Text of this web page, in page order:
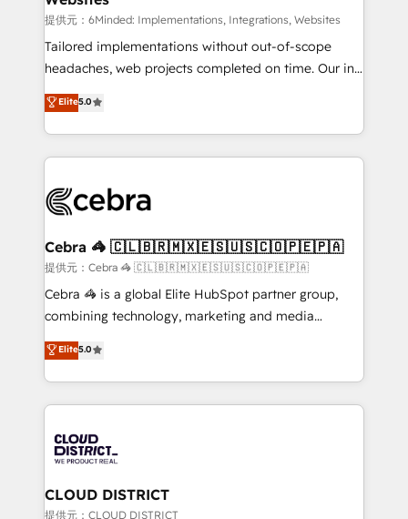
processes, and data to drive revenue efficiency. 🔹
Integrations: Connect HubSpot with your tech stack
for better adoption. 🔹 Custom Solutions: Build
SOC 2 Type II and ISO 27001 certified, reinforcing
our commitment to data security and compliance. At
提供元：6Minded: Implementations, Integrations, Websites
Tailored implementations without out-of-scope
headaches, web projects completed on time. Our in-
house team of certified CRM architects, experts,
developers, designers, and marketers handles all
aspects of your HubSpot. ✨ 400+ global clients ✨
100+ seamless migrations from 15+ different CRMs
implementations, and 5,000+ pages ✨ CS: Clients
CS: 245% organic growth & +751% new visitors for a
full-funnel HubSpot project ✨ CS: 415% conversion
boost with a new HubSpot site Recognized leaders:
🏆 HubSpot Platform Migration Impact Award 🏆
Inbound Campaign of the Year 🏆 Gold AVA Digital
Award for Best Website 🌟 Accreditations: CRM
Elite5.0
Cebra 🦓 🇨🇱🇧🇷🇲🇽🇪🇸🇺🇸🇨🇴🇵🇪🇵🇦
提供元：Cebra 🦓 🇨🇱🇧🇷🇲🇽🇪🇸🇺🇸🇨🇴🇵🇪🇵🇦
Cebra 🦓 is a global Elite HubSpot partner group,
combining technology, marketing and media
expertise across Latin America and Southern
Europe, with teams across 7 countries. Born in Chile,
we combine local insight with international reach to
help businesses grow through technology, creativity,
500+ HubSpot implementations, building end-to-
end solutions that integrate CRM, AI automation,
inbound and loop marketing, content, and digital
creativity. Our multicultural team works in Spanish,
Elite5.0
CLOUD DISTRICT
提供元：CLOUD DISTRICT